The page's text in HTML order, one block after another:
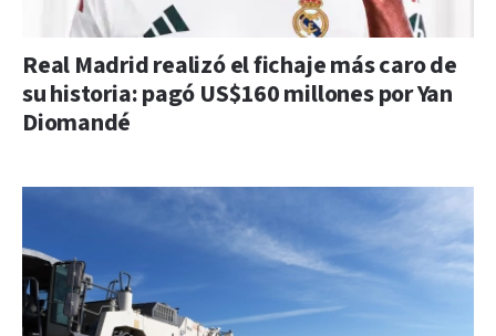
Real Madrid realizó el fichaje más caro de
su historia: pagó US$160 millones por Yan
Diomandé